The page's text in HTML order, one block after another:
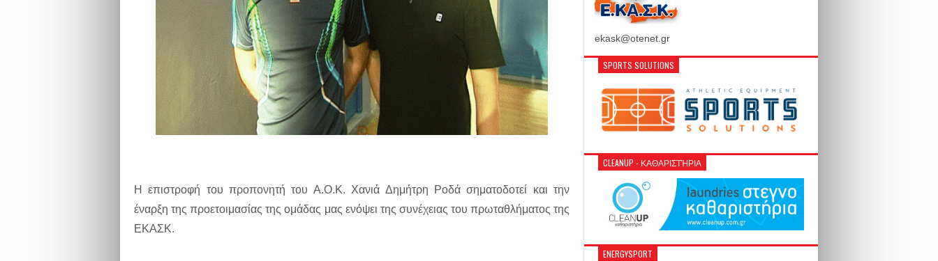
Η επιστροφή του προπονητή του Α.Ο.Κ. Χανιά Δημήτρη Ροδά σηματοδοτεί και την
έναρξη της προετοιμασίας της ομάδας μας ενόψει της συνέχειας του πρωταθλήματος της
ΕΚΑΣΚ.
ekask@otenet.gr
SPORTS SOLUTIONS
CLEANUP - ΚΑΘΑΡΙΣΤΉΡΙΑ
ENERGYSPORT